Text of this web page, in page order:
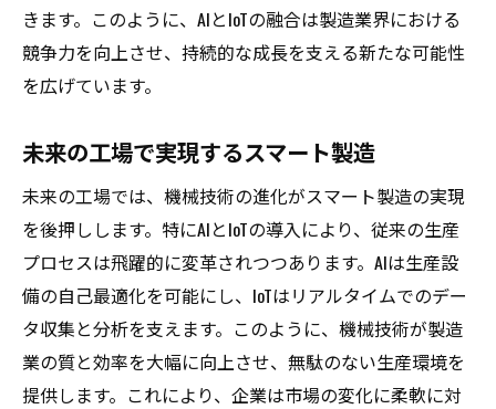
きます。このように、AIとIoTの融合は製造業界における
競争力を向上させ、持続的な成長を支える新たな可能性
を広げています。
未来の工場で実現するスマート製造
未来の工場では、機械技術の進化がスマート製造の実現
を後押しします。特にAIとIoTの導入により、従来の生産
プロセスは飛躍的に変革されつつあります。AIは生産設
備の自己最適化を可能にし、IoTはリアルタイムでのデー
タ収集と分析を支えます。このように、機械技術が製造
業の質と効率を大幅に向上させ、無駄のない生産環境を
提供します。これにより、企業は市場の変化に柔軟に対